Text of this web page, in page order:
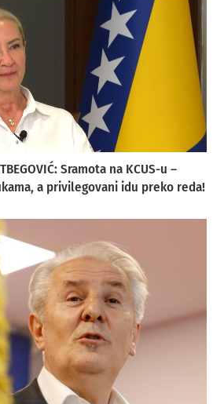
Sramota na KCUS-u –
a privilegovani idu preko reda!